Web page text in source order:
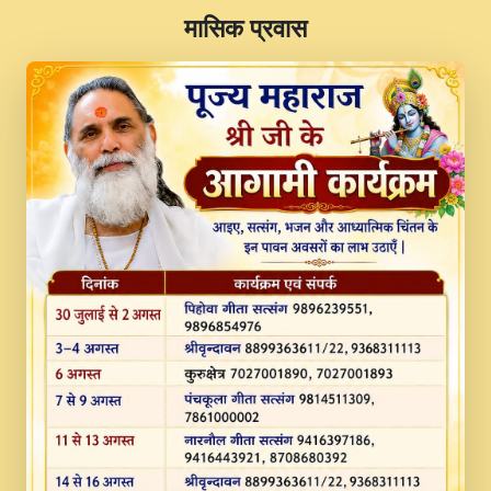
JINU SATGURU AAP BULAVE by Rasik
Pawan ji 20-11-19 Sankirtan At VEER JI
PRABHU KUTEER CHANNEL.mp3
Kina Sohna Tera Bhawan Sajaya Mata
Vaishno Devi Aarti Mata Rani Bhajan By
Lakhwinder Wadali Ji.mp3
MERE MANN VICH KANTH KALER
NEW PUNAJBI DEVOTIONAL SONG 2017
FULL VIDEO HD.mp3
Na To Roop Hai Bindu Ji Maharaj Pad - A
Divine Bhajan by Shri Indresh Ji
#BhaktiPath.mp3
Radha Rani Ki Kirpa Best Devotional
Song By Chitra Vichitra.mp3
​मासिक प्रवास